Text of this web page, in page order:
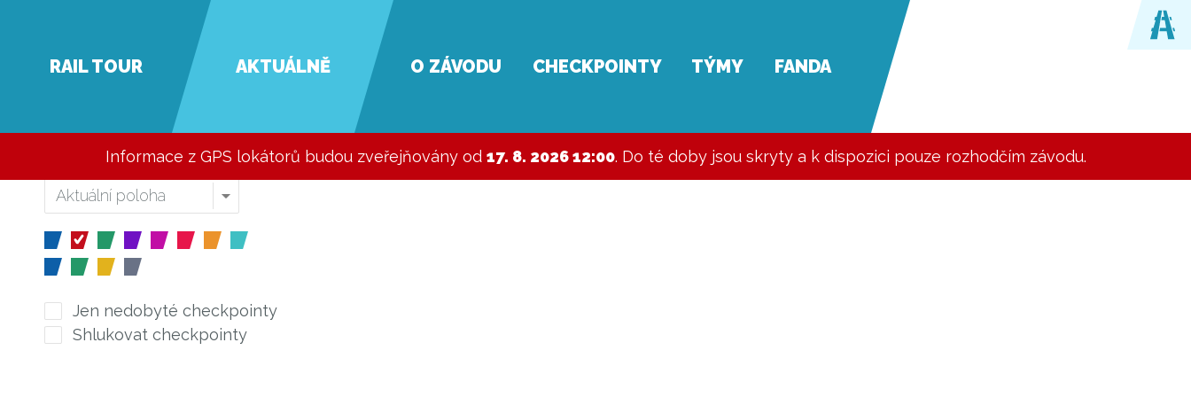
RAIL TOUR AKTUÁLNĚ O ZÁVODU CHECKPOINTY TÝMY FANDA
Jen nedobyté checkpointy
Shlukovat checkpointy
Informace z GPS lokátorů budou zveřejňovány od 17. 8. 2026 12:00. Do té doby jsou skryty a k dispozici pouze rozhodčím závodu.